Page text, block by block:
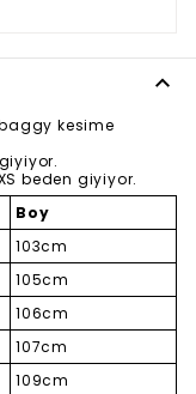
kesime
beden giyiyor.
Boy
103cm
105cm
106cm
107cm
109cm